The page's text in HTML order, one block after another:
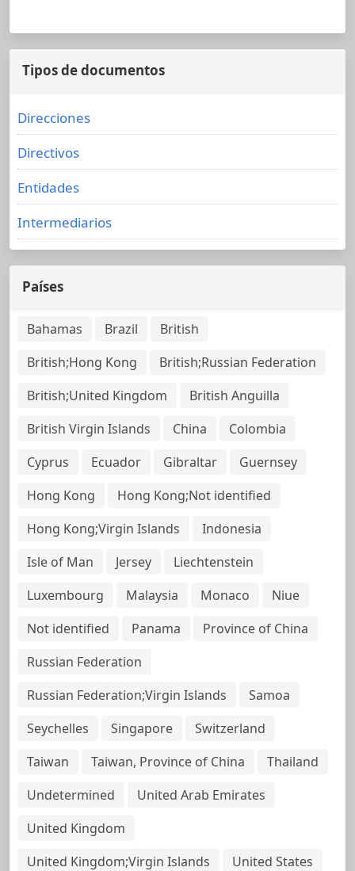
Tipos de documentos
Direcciones
Directivos
Entidades
Intermediarios
Países
Bahamas Brazil
British
British;Hong Kong
British;Russian Federation
British;United Kingdom
British Anguilla
British Virgin Islands
China
Colombia
Cyprus
Ecuador Gibraltar
Guernsey
Hong Kong
Hong Kong;Not identified
Hong Kong;Virgin Islands
Indonesia
Isle of Man
Jersey
Liechtenstein
Luxembourg
Malaysia Monaco
Niue
Not identified
Panama
Province of China
Russian Federation
Russian Federation;Virgin Islands
Samoa
Seychelles
Singapore
Switzerland
Taiwan
Taiwan, Province of China
Thailand
Undetermined
United Arab Emirates
United Kingdom
United Kingdom;Virgin Islands
United States